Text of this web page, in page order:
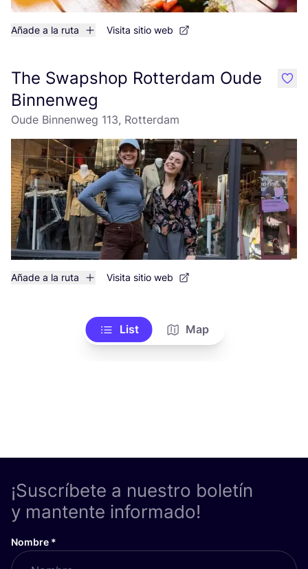
Añade a la ruta Visita sitio web
The Swapshop Rotterdam Oude
Binnenweg
Oude Binnenweg 113, Rotterdam
Añade a la ruta Visita sitio web
like
List Map
¡Suscríbete a nuestro boletín
y mantente informado!
Nombre *